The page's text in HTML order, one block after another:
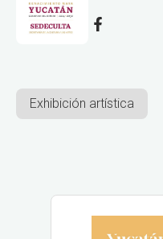
Exhibición artística